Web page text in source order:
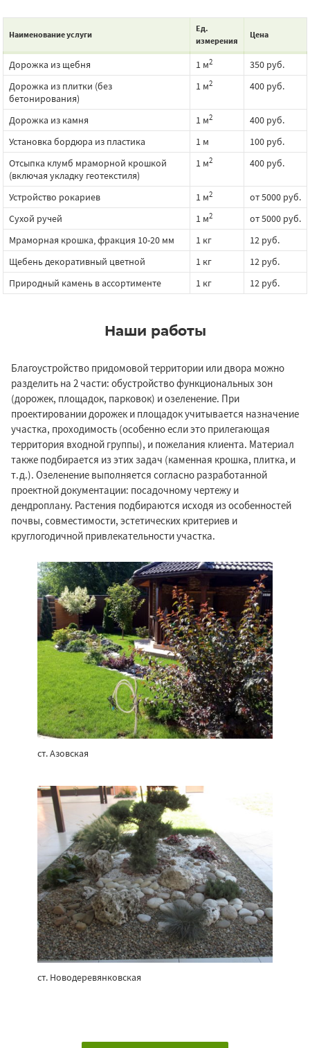
Наименование услуги
Ед.
измерения
Цена
Дорожка из щебня 1 м2
350 руб.
Дорожка из плитки (без
бетонирования)
1 м2 400 руб.
Дорожка из камня 1 м2
400 руб.
Установка бордюра из пластика
1 м
100 руб.
Отсыпка клумб мраморной крошкой
(включая укладку геотекстиля)
1 м2 400 руб.
Устройство рокариев 1 м2
от 5000 руб.
Сухой ручей
1 м2
от 5000 руб.
Мраморная крошка, фракция 10-20 мм
1 кг
12 руб.
Щебень декоративный цветной
1 кг
12 руб.
Природный камень в ассортименте
1 кг 12 руб.
Наши работы
Благоустройство придомовой территории или двора можно
разделить на 2 части: обустройство функциональных зон
(дорожек, площадок, парковок) и озеленение. При
проектировании дорожек и площадок учитывается назначение
участка, проходимость (особенно если это прилегающая
территория входной группы), и пожелания клиента. Материал
также подбирается из этих задач (каменная крошка, плитка, и
т.д.). Озеленение выполняется согласно разработанной
проектной документации: посадочному чертежу и
дендроплану. Растения подбираются исходя из особенностей
почвы, совместимости, эстетических критериев и
круглогодичной привлекательности участка.
ст. Азовская
ст. Новодеревянковская